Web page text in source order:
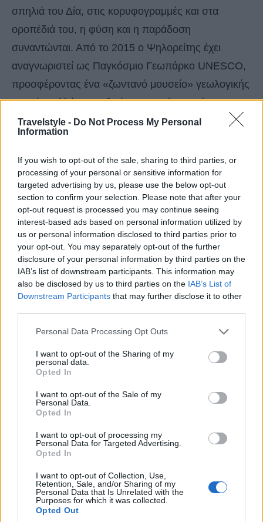
Travelstyle - Do Not Process My Personal
Information
If you wish to opt-out of the sale, sharing to third parties, or
processing of your personal or sensitive information for
targeted advertising by us, please use the below opt-out
section to confirm your selection. Please note that after your
opt-out request is processed you may continue seeing
interest-based ads based on personal information utilized by
us or personal information disclosed to third parties prior to
your opt-out. You may separately opt-out of the further
disclosure of your personal information by third parties on the
IAB’s list of downstream participants. This information may
also be disclosed by us to third parties on the IAB’s List of
Downstream Participants that may further disclose it to other
Please note that this website/app uses one or more Google
not limited to your visit or usage behaviour. You may click to
grant or deny consent to Google and its third-party tags to
use your data for below specified purposes in below Google
consent section.
Personal Data Processing Opt Outs
I want to opt-out of the Sharing of my
personal data.
Opted In
I want to opt-out of the Sale of my
Personal Data.
Opted In
I want to opt-out of processing my
Personal Data for Targeted Advertising.
Opted In
I want to opt-out of Collection, Use,
Retention, Sale, and/or Sharing of my
Personal Data that Is Unrelated with the
Purposes for which it was collected.
Opted Out
σπηλιά του Δία, στις κορυφογραμμές και στα
οροπέδιά του, η φύση και η παράδοση
συναντώνται. Από το 2015 ο Ψηλορείτης έχει
αναγνωριστεί ως Παγκόσμιο Γεωπάρκο UNESCO,
προσφέροντας ένα «ζωντανό μουσείο» γεωλογικής
ιστορίας αλλά και ανθρώπινου πολιτισμού.